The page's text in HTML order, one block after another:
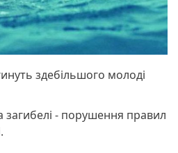
здебільшого молоді
- порушення правил